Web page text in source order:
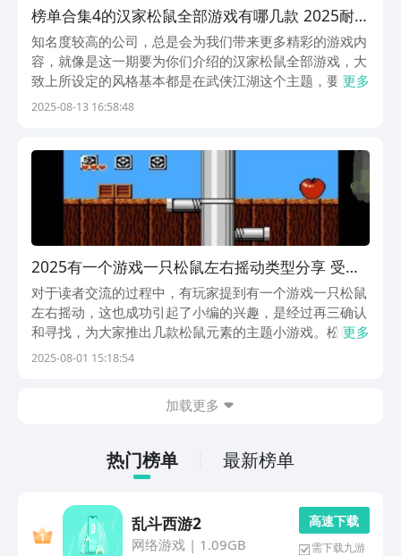
榜单合集4的汉家松鼠全部游戏有哪几款 2025耐玩
的汉家松鼠游戏before_2
知名度较高的公司，总是会为我们带来更多精彩的游戏内
容，就像是这一期要为你们介绍的汉家松鼠全部游戏，大
致上所设定的风格基本都是在武侠江湖这个主题，要是你
们感兴趣的话，这一期的内容可以说是真的没有白来，玩
同...
更多
2025-08-13 16:58:48
2025有一个游戏一只松鼠左右摇动类型分享 受欢
迎的小松鼠游戏手机版汇总
对于读者交流的过程中，有玩家提到有一个游戏一只松鼠
左右摇动，这也成功引起了小编的兴趣，是经过再三确认
和寻找，为大家推出几款松鼠元素的主题小游戏。松鼠在
大众认知中有着灵活的身手和快捷的速度，小编所推荐游
更多
2025-08-01 15:18:54
加载更多
热门榜单 最新榜单
乱斗西游2
网络游戏| 1.09GB
高 速 下 载
需下载九游